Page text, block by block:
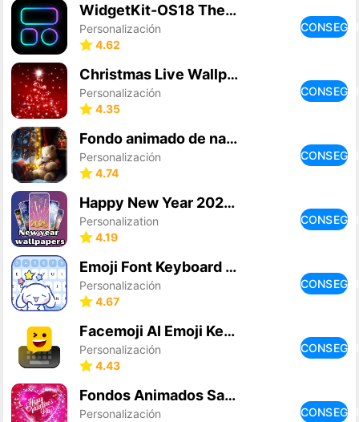
WidgetKit-OS18 Themes & Icons
Personalización
4.62
Christmas Live Wallpaper
Personalización
4.35
Fondo animado de navidad
Personalización
4.74
Happy New Year 2026 Wallpaper
Personalization
4.19
Emoji Font Keyboard & Themes
Personalización
4.67
Facemoji AI Emoji Keyboard
Personalización
4.43
Fondos Animados San Valentin
Personalización